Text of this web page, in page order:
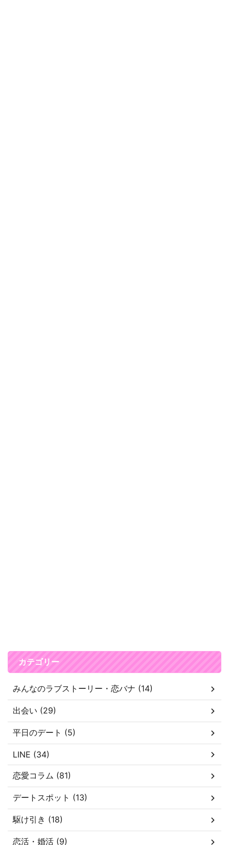
カテゴリー
みんなのラブストーリー・恋バナ (14)
出会い (29)
平日のデート (5)
LINE (34)
恋愛コラム (81)
デートスポット (13)
駆け引き (18)
恋活・婚活 (9)